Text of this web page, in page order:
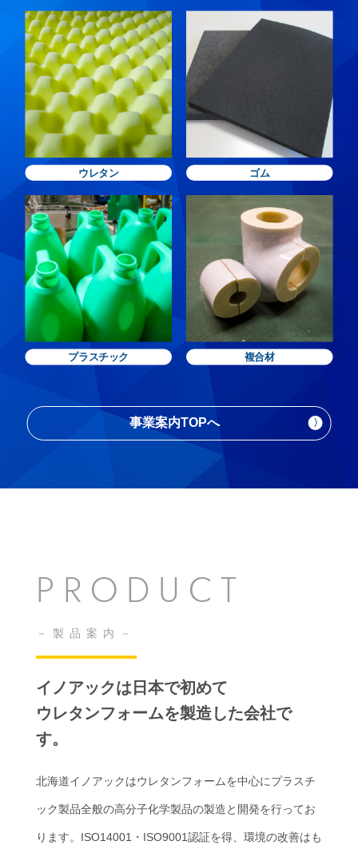
事業案内TOPへ
ウレタン ゴム
プラスチック 複合材
PRODUCT
製品案内
イノアックは日本で初めて
ウレタンフォームを製造した会社で
す。
北海道イノアックはウレタンフォームを中心にプラスチ
ック製品全般の高分子化学製品の製造と開発を行ってお
ります。ISO14001・ISO9001認証を得、環境の改善はも